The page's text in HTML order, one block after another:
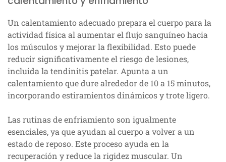
Un calentamiento adecuado prepara el cuerpo para la
actividad física al aumentar el flujo sanguíneo hacia
los músculos y mejorar la flexibilidad. Esto puede
reducir significativamente el riesgo de lesiones,
incluida la tendinitis patelar. Apunta a un
calentamiento que dure alrededor de 10 a 15 minutos,
incorporando estiramientos dinámicos y trote ligero.
Las rutinas de enfriamiento son igualmente
esenciales, ya que ayudan al cuerpo a volver a un
estado de reposo. Este proceso ayuda en la
recuperación y reduce la rigidez muscular. Un